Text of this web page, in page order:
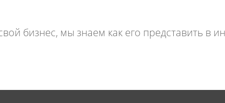
бизнес, мы знаем как его представить в